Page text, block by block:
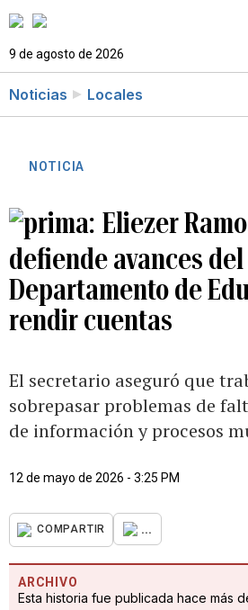
9 de agosto de 2026
Noticias Locales
NOTICIA
Eliezer
defiende avances del
Departamento de
rendir cuentas
El secretario aseguró que
sobrepasar problemas de
de información y procesos
12 de mayo de 2026 - 3:25 PM
COMPARTIR ...
ARCHIVO
Esta historia fue publicada hace más